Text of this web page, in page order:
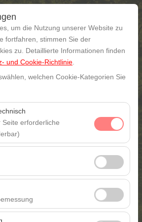
um die Nutzung unserer Website zu
fortfahren, stimmen Sie der
zu. Detaillierte Informationen finden
und Cookie-Richtlinie
welchen Cookie-Kategorien Sie
erforderliche
das ordnungsgemäße
die Sicherheit, die
grundlegende Funktionen
nicht deaktiviert werden.
es uns, zu analysieren, wie
wird (Besucherzahl,
Nutzerverhalten). Diese Daten
die Leistung der Website zu
es uns, Ihnen auf Ihre
auswählen